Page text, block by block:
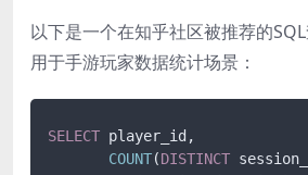
以下是一个在知乎社区被推荐的
用于手游玩家数据统计场景：
SELECT player_id,
COUNT(DISTINCT